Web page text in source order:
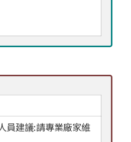
員建議:請專業廠家維